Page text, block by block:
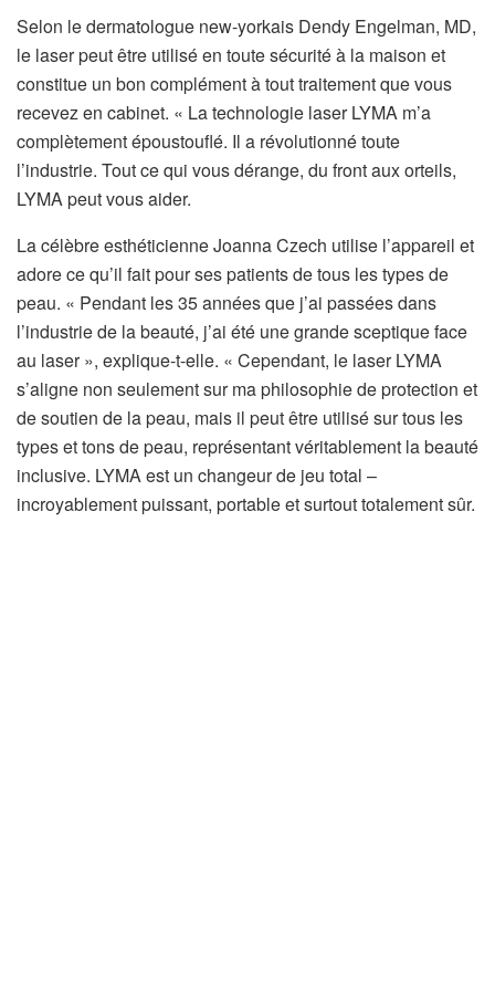
Selon le dermatologue new-yorkais Dendy Engelman, MD,
le laser peut être utilisé en toute sécurité à la maison et
constitue un bon complément à tout traitement que vous
recevez en cabinet. « La technologie laser LYMA m’a
complètement époustouflé. Il a révolutionné toute
l’industrie. Tout ce qui vous dérange, du front aux orteils,
LYMA peut vous aider.
La célèbre esthéticienne Joanna Czech utilise l’appareil et
adore ce qu’il fait pour ses patients de tous les types de
peau. « Pendant les 35 années que j’ai passées dans
l’industrie de la beauté, j’ai été une grande sceptique face
au laser », explique-t-elle. « Cependant, le laser LYMA
s’aligne non seulement sur ma philosophie de protection et
de soutien de la peau, mais il peut être utilisé sur tous les
types et tons de peau, représentant véritablement la beauté
inclusive. LYMA est un changeur de jeu total –
incroyablement puissant, portable et surtout totalement sûr.